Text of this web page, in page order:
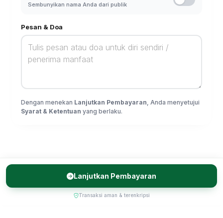
Sembunyikan nama Anda dari publik
Pesan & Doa
Dengan menekan Lanjutkan Pembayaran, Anda menyetujui
Syarat & Ketentuan yang berlaku.
Lanjutkan Pembayaran
Transaksi aman & terenkripsi